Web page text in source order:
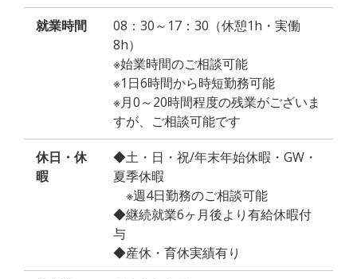
就業時間
08：30～17：30（休憩1h・実働
8h）
※始業時間のご相談可能
※1日6時間から時短勤務可能
※月0～20時間程度の残業がございま
すが、ご相談可能です
休日・休
暇
◆土・日・祝/年末年始休暇・GW・
夏季休暇
※週4日勤務のご相談可能
◆継続就業6ヶ月後より有給休暇付
与
◆産休・育休実績有り